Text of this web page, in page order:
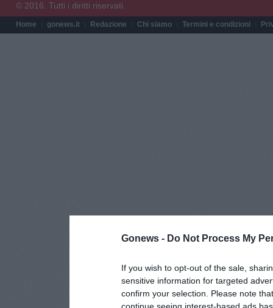
Gonews - Do Not Process My
If you wish to opt-out of the sale,
sensitive information for targeted
confirm your selection. Please note
continue seeing interest-based ads
© 2016. Tutti i diritti riservati.
Home gonews.it Redazione Chi siamo Termini e condizioni